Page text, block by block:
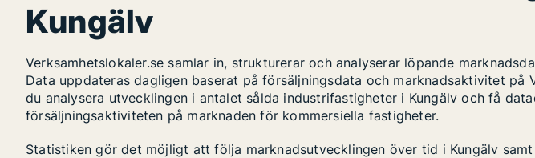
Kungälv
Verksamhetslokaler.se samlar in, strukturerar och analyserar löpande
Data uppdateras dagligen baserat på försäljningsdata och marknadsaktivitet på
du analysera utvecklingen i antalet sålda industrifastigheter i Kungälv och få
försäljningsaktiviteten på marknaden för kommersiella fastigheter.
Statistiken gör det möjligt att följa marknadsutvecklingen över tid i Kungälv